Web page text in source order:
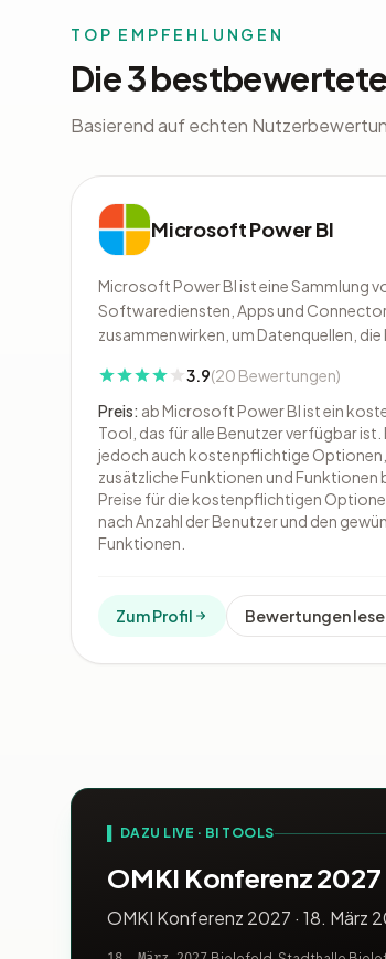
TOP EMPFEHLUNGEN
Die 3
Basierend auf echten
Microsoft Power BI
Microsoft Power BI ist eine Sammlung
Softwarediensten, Apps und
zusammenwirken, um Datenquellen, die
überzeugende und interaktive Einblicke
umzuwandeln. Es besteht aus
Elementen, die eng miteinander
3.9(20 Bewertungen)
Preis: ab Microsoft Power BI ist ein
Tool, das für alle Benutzer verfügbar ist.
jedoch auch kostenpflichtige
zusätzliche Funktionen und Funktionen
Preise für die kostenpflichtigen
nach Anzahl der Benutzer und den
Funktionen.
Zum Profil Bewertungen
▌ DAZU LIVE · BI TOOLS
OMKI Konferenz 2027
OMKI Konferenz 2027 · 18.